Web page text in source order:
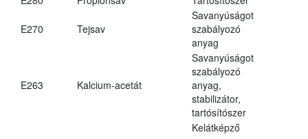
E270 Tejsav
Savanyúságot
szabályozó
anyag
E263 Kalcium-acetát
Savanyúságot
szabályozó
anyag,
stabilizátor,
tartósítószer
Kelátképző